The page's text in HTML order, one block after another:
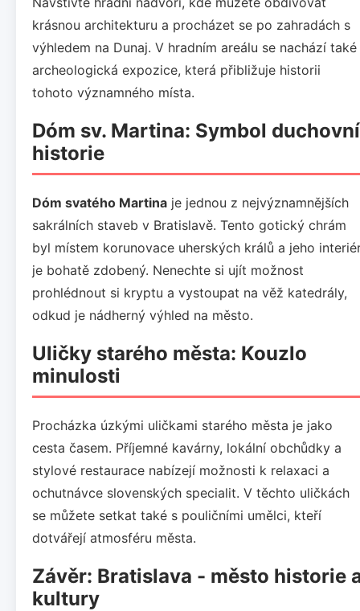
krásnou architekturu a procházet se po zahradách s
výhledem na Dunaj. V hradním areálu se nachází také
archeologická expozice, která přibližuje historii
tohoto významného místa.
Dóm sv. Martina: Symbol duchovní
historie
Dóm svatého Martina je jednou z nejvýznamnějších
sakrálních staveb v Bratislavě. Tento gotický chrám
byl místem korunovace uherských králů a jeho
je bohatě zdobený. Nenechte si ujít možnost
prohlédnout si kryptu a vystoupat na věž katedrály,
odkud je nádherný výhled na město.
Uličky starého města: Kouzlo
minulosti
Procházka úzkými uličkami starého města je jako
cesta časem. Příjemné kavárny, lokální obchůdky a
stylové restaurace nabízejí možnosti k relaxaci a
ochutnávce slovenských specialit. V těchto uličkách
se můžete setkat také s pouličními umělci, kteří
dotvářejí atmosféru města.
Závěr: Bratislava - město historie
kultury